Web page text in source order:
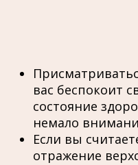
вас беспокоит
состояние
немало
Если вы
отражение